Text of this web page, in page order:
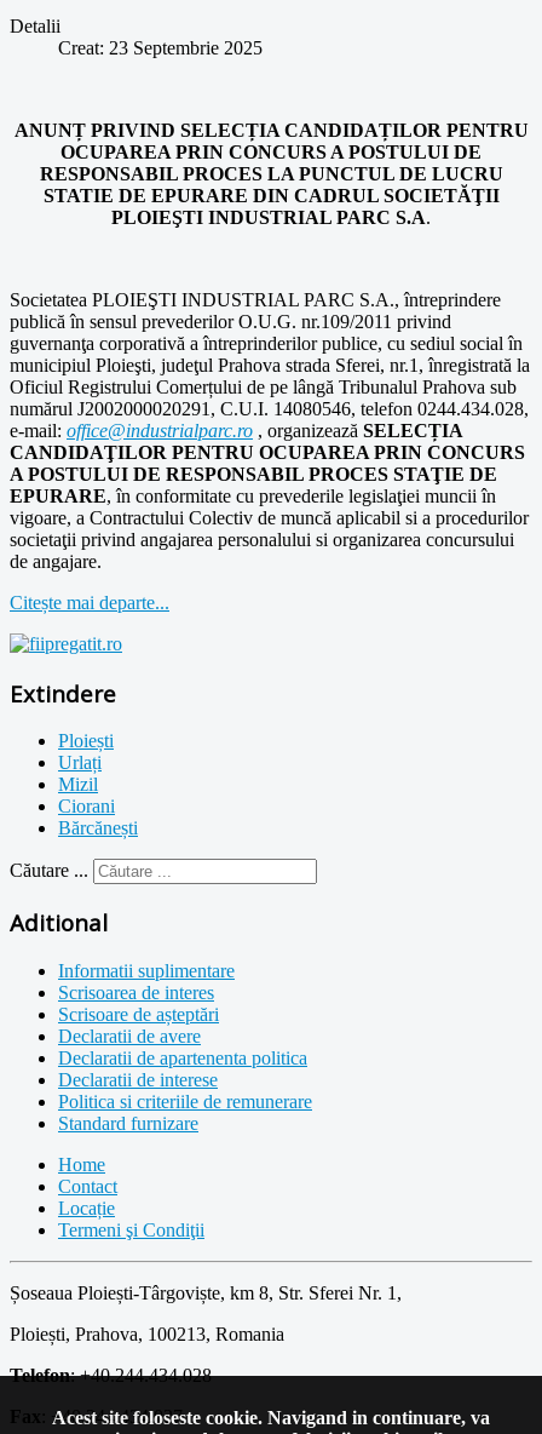
Detalii
Creat: 23 Septembrie 2025
ANUNȚ PRIVIND SELECȚIA CANDIDAȚILOR PENTRU
OCUPAREA PRIN CONCURS A POSTULUI DE
RESPONSABIL PROCES LA PUNCTUL DE LUCRU
STATIE DE EPURARE DIN CADRUL SOCIETĂŢII
PLOIEŞTI INDUSTRIAL PARC S.A.
Societatea PLOIEŞTI INDUSTRIAL PARC S.A., întreprindere
publică în sensul prevederilor O.U.G. nr.109/2011 privind
guvernanţa corporativă a întreprinderilor publice, cu sediul social în
municipiul Ploieşti, judeţul Prahova strada Sferei, nr.1, înregistrată la
Oficiul Registrului Comerțului de pe lângă Tribunalul Prahova sub
numărul J2002000020291, C.U.I. 14080546, telefon 0244.434.028,
e-mail: office@industrialparc.ro , organizează SELECȚIA
CANDIDAŢILOR PENTRU OCUPAREA PRIN CONCURS
A POSTULUI DE RESPONSABIL PROCES STAŢIE DE
EPURARE, în conformitate cu prevederile legislaţiei muncii în
vigoare, a Contractului Colectiv de muncă aplicabil si a procedurilor
societaţii privind angajarea personalului si organizarea concursului
de angajare.
Citește mai departe...
Extindere
Ploiești
Urlați
Mizil
Ciorani
Bărcănești
Căutare ...
Aditional
Informatii suplimentare
Scrisoarea de interes
Scrisoare de așteptări
Declaratii de avere
Declaratii de apartenenta politica
Declaratii de interese
Politica si criteriile de remunerare
Standard furnizare
Home
Contact
Locație
Termeni şi Condiţii
Șoseaua Ploiești-Târgoviște, km 8, Str. Sferei Nr. 1,
Ploiești, Prahova, 100213, Romania
Telefon: +40.244.434.028
Fax : +40.244.434.027
Acest site foloseste cookie. Navigand in continuare, va